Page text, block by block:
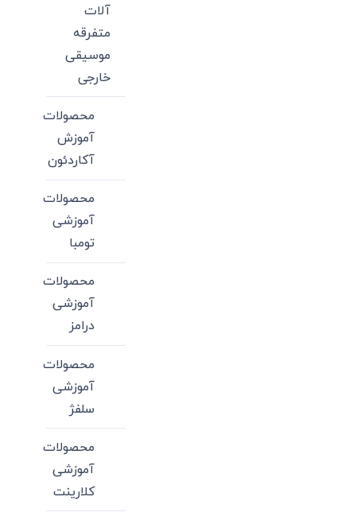
آلات
متفرقه
موسیقی
خارجی
محصولات
آموزش
آکاردئون
محصولات
آموزشی
تومبا
محصولات
آموزشی
درامز
محصولات
آموزشی
سلفژ
محصولات
آموزشی
کلارینت